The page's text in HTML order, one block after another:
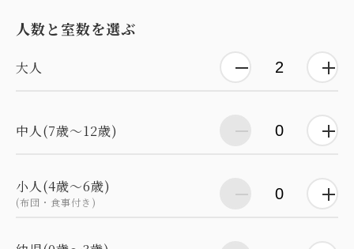
人数と室数を選ぶ
大人
中人(7歳～12歳)
小人(4歳～6歳)
(布団・食事付き)